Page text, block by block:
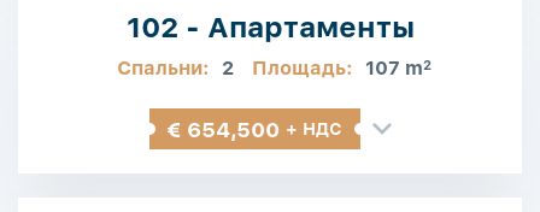
102 - Апартаменты
Спальни: 2 Площадь: 107 m2
€ 654,500 + НДС